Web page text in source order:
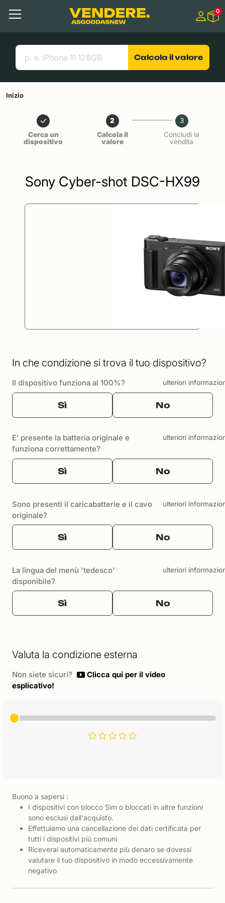
Contenuto principale
Menu
Cerca
Link utili
0
Calcola il valore
Inizio
Cerca un
dispositivo
2
Calcola il
valore
3
Concludi la
vendita
Sony Cyber-shot DSC-HX99
In che condizione si trova il tuo dispositivo?
Il dispositivo funziona al 100%? ulteriori
Sì No
E’ presente la batteria originale e
funziona correttamente?
ulteriori
Sì No
Sono presenti il caricabatterie e il cavo
originale?
ulteriori
Sì No
La lingua del menù 'tedesco'
disponibile?
ulteriori
Sì No
Valuta la condizione esterna
Non siete sicuri?
Clicca qui per il video
esplicativo!
Buono a sapersi :
I dispositivi con blocco Sim o bloccati in altre funzioni
sono esclusi dall'acquisto.
Effettuiamo una cancellazione dei dati certificata per
tutti i dispositivi più comuni
Riceverai automaticamente più denaro se dovessi
valutare il tuo dispositivo in modo eccessivamente
negativo